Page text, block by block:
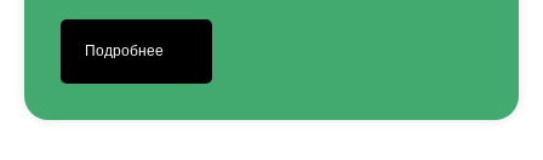
Подробнее